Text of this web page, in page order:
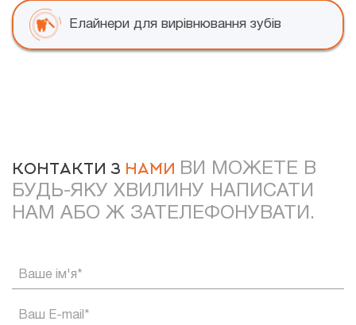
Елайнери для вирівнювання зубів
КОНТАКТИ З НАМИ ВИ МОЖЕТЕ В
БУДЬ-ЯКУ ХВИЛИНУ НАПИСАТИ
НАМ АБО Ж ЗАТЕЛЕФОНУВАТИ.
Ваше ім'я*
Ваш E-mail*